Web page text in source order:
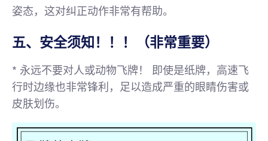
姿态，这对纠正动作非常有帮助。
五、安全须知！！！（非常重要）
* 永远不要对人或动物飞牌！
即使是纸牌，高速飞
行时边缘也非常锋利，足以造成严重的眼睛伤害或
皮肤划伤。